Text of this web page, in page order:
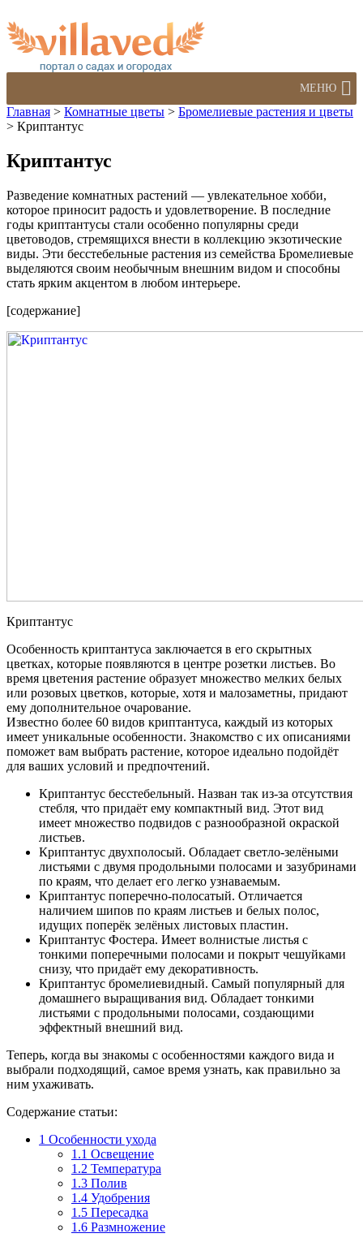
МЕНЮ
Главная > Комнатные цветы > Бромелиевые растения и цветы
> Криптантус
Криптантус
Разведение комнатных растений — увлекательное хобби,
которое приносит радость и удовлетворение. В последние
годы криптантусы стали особенно популярны среди
цветоводов, стремящихся внести в коллекцию экзотические
виды. Эти бесстебельные растения из семейства Бромелиевые
выделяются своим необычным внешним видом и способны
стать ярким акцентом в любом интерьере.
[содержание]
Криптантус
Особенность криптантуса заключается в его скрытных
цветках, которые появляются в центре розетки листьев. Во
время цветения растение образует множество мелких белых
или розовых цветков, которые, хотя и малозаметны, придают
ему дополнительное очарование.
Известно более 60 видов криптантуса, каждый из которых
имеет уникальные особенности. Знакомство с их описаниями
поможет вам выбрать растение, которое идеально подойдёт
для ваших условий и предпочтений.
Криптантус бесстебельный. Назван так из-за отсутствия
стебля, что придаёт ему компактный вид. Этот вид
имеет множество подвидов с разнообразной окраской
листьев.
Криптантус двухполосый. Обладает светло-зелёными
листьями с двумя продольными полосами и зазубринами
по краям, что делает его легко узнаваемым.
Криптантус поперечно-полосатый. Отличается
наличием шипов по краям листьев и белых полос,
идущих поперёк зелёных листовых пластин.
Криптантус Фостера. Имеет волнистые листья с
тонкими поперечными полосами и покрыт чешуйками
снизу, что придаёт ему декоративность.
Криптантус бромелиевидный. Самый популярный для
домашнего выращивания вид. Обладает тонкими
листьями с продольными полосами, создающими
эффектный внешний вид.
Теперь, когда вы знакомы с особенностями каждого вида и
выбрали подходящий, самое время узнать, как правильно за
ним ухаживать.
Содержание статьи:
1 Особенности ухода
1.1 Освещение
1.2 Температура
1.3 Полив
1.4 Удобрения
1.5 Пересадка
1.6 Размножение